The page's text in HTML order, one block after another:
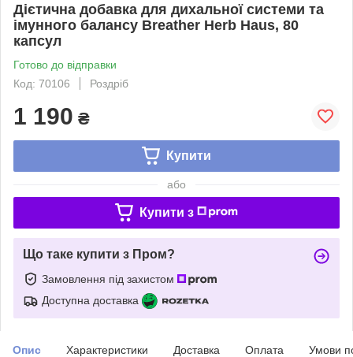
Дієтична добавка для дихальної системи та
імунного балансу Breather Herb Haus, 80
капсул
Готово до відправки
Код: 70106
Роздріб
1 190 ₴
Купити
або
Купити з
Що таке купити з Пром?
Замовлення під захистом
Доступна доставка
Опис Характеристики Доставка Оплата Умови